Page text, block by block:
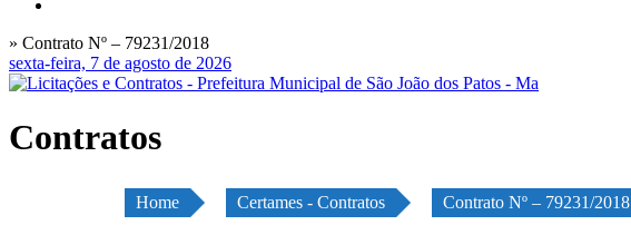
» Contrato Nº – 79231/2018
sexta-feira, 7 de agosto de 2026
Contratos
Home Certames - Contratos Contrato Nº – 79231/2018